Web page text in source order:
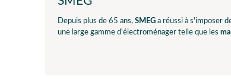
Depuis plus de 65 ans, SMEG a réussi à s'imposer
une large gamme d'électroménager telle que les